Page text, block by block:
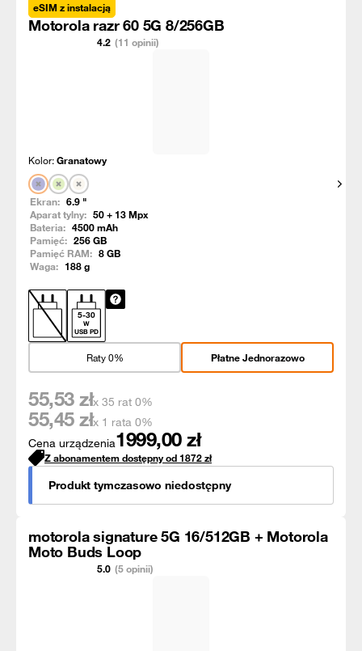
eSIM z instalacją
Motorola razr 60 5G 8/256GB
4.2 (11 opinii)
Kolor:Granatowy
Ekran: 6.9 "
Aparat tylny: 50 + 13Mpx
Bateria: 4500mAh
Pamięć: 256GB
Pamięć RAM: 8GB
Waga: 188g
5-30
W
USB PD
Płatne Jednorazowo
Raty 0%
Cena urządzenia1999,00 zł
55,53 złx 35 rat 0%
55,45 złx 1 rata 0%
Z abonamentem dostępny od1872zł
Produkt tymczasowo niedostępny
motorola signature 5G 16/512GB + Motorola
Moto Buds Loop
5.0 (5 opinii)